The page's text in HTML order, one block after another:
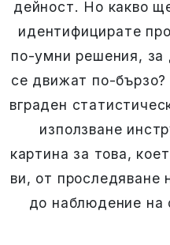
дейност. Но какво
идентифицирате
по-умни решения, за
се движат по-
вграден
използване
картина за това,
ви, от проследяване
до наблюдение на